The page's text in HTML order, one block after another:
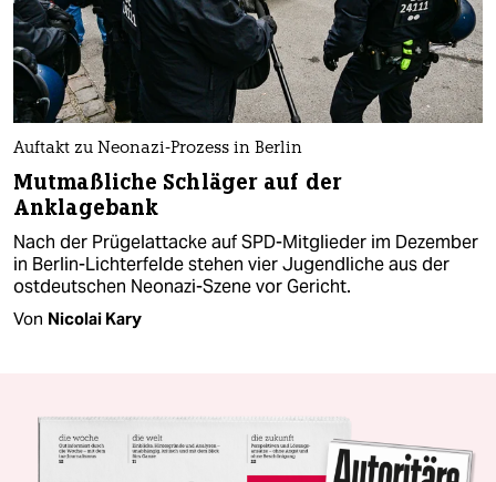
Auftakt zu Neonazi-Prozess in Berlin
Mutmaßliche Schläger auf der
Anklagebank
Nach der Prügelattacke auf SPD-Mitglieder im Dezember
in Berlin-Lichterfelde stehen vier Jugendliche aus der
ostdeutschen Neonazi-Szene vor Gericht.
Von Nicolai Kary